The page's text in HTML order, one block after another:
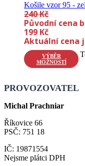
Košile vzor 95 -
240Kč
Původní cena
199 Kč
Aktuální cena
VÝBĚR
MOŽNOSTÍ
PROVOZOVATEL
Michal Prachniar
Říkovice 66
PSČ: 751 18
IČ: 19871554
Nejsme plátci DPH